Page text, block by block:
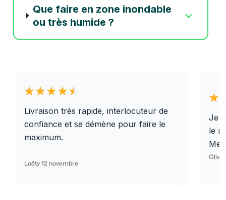
Que faire en zone inondable
ou très humide ?
Livraison très rapide, interlocuteur de
confiance et se démène pour faire le
maximum.
Laëty 12 novembre
Je
le